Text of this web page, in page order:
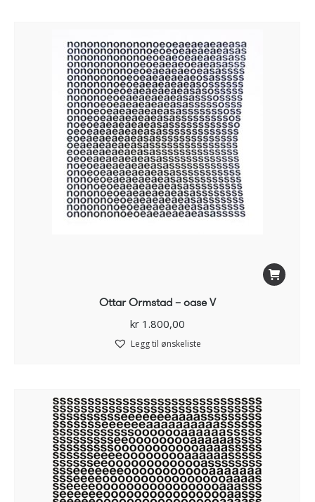
Ottar Ormstad – oase V
kr1.800,00
Legg til ønskeliste